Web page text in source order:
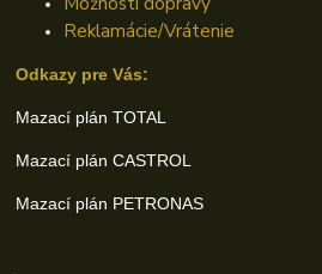
Reklamácie/Vrátenie
Odkazy pre Vás:
Mazací plán TOTAL
Mazací plán CASTROL
Mazací plán PETRONAS